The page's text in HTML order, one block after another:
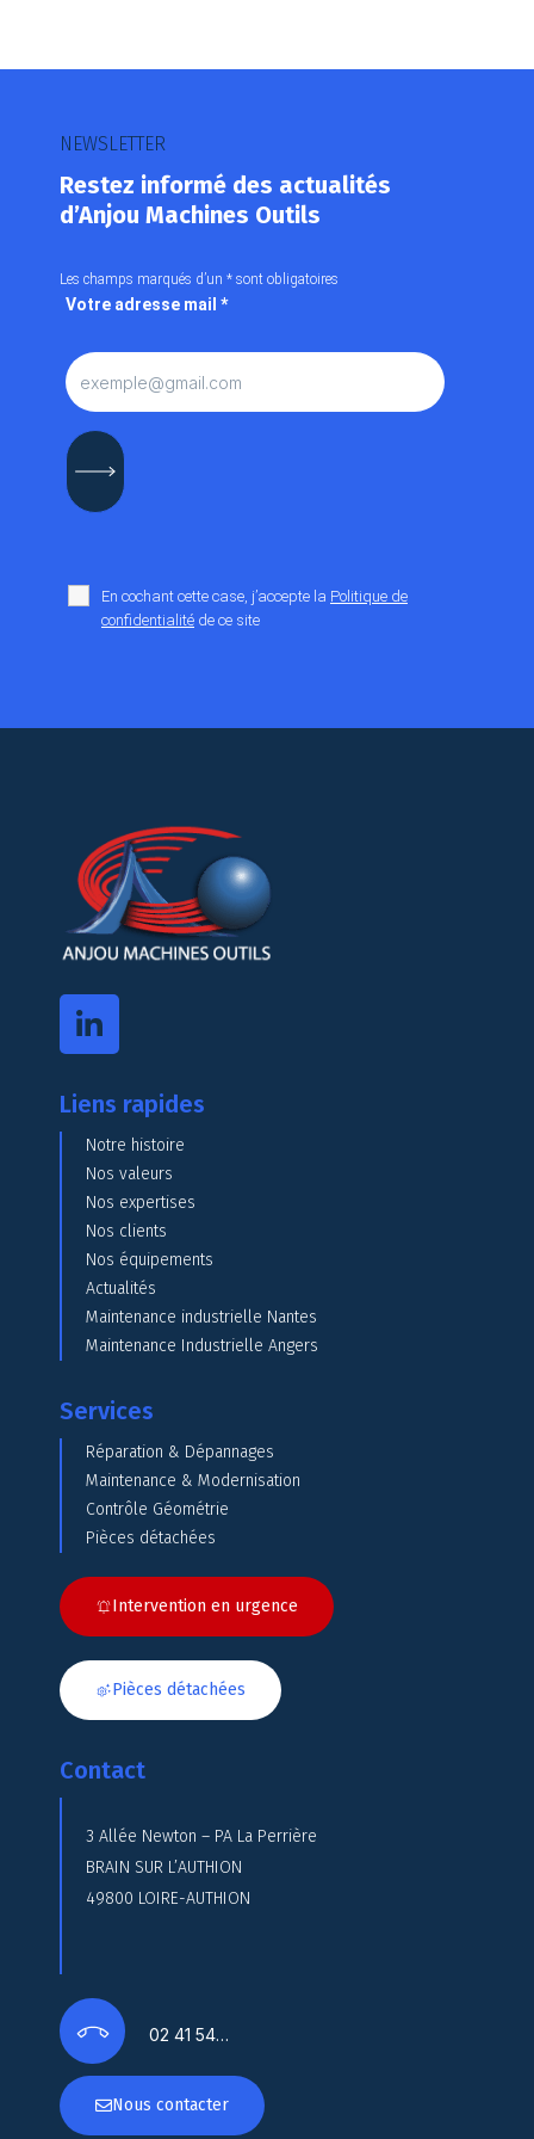
NEWSLETTER
Restez informé des actualités
d’Anjou Machines Outils
Les champs marqués d’un * sont obligatoires
Votre adresse mail *
En cochant cette case, j’accepte la Politique de
confidentialité de ce site
Liens rapides
Notre histoire
Nos valeurs
Nos expertises
Nos clients
Nos équipements
Actualités
Maintenance industrielle Nantes
Maintenance Industrielle Angers
Services
Réparation & Dépannages
Maintenance & Modernisation
Contrôle Géométrie
Pièces détachées
Intervention en urgence
Pièces détachées
Contact
3 Allée Newton – PA La Perrière
BRAIN SUR L’AUTHION
49800 LOIRE-AUTHION
02 41 54…
Nous contacter